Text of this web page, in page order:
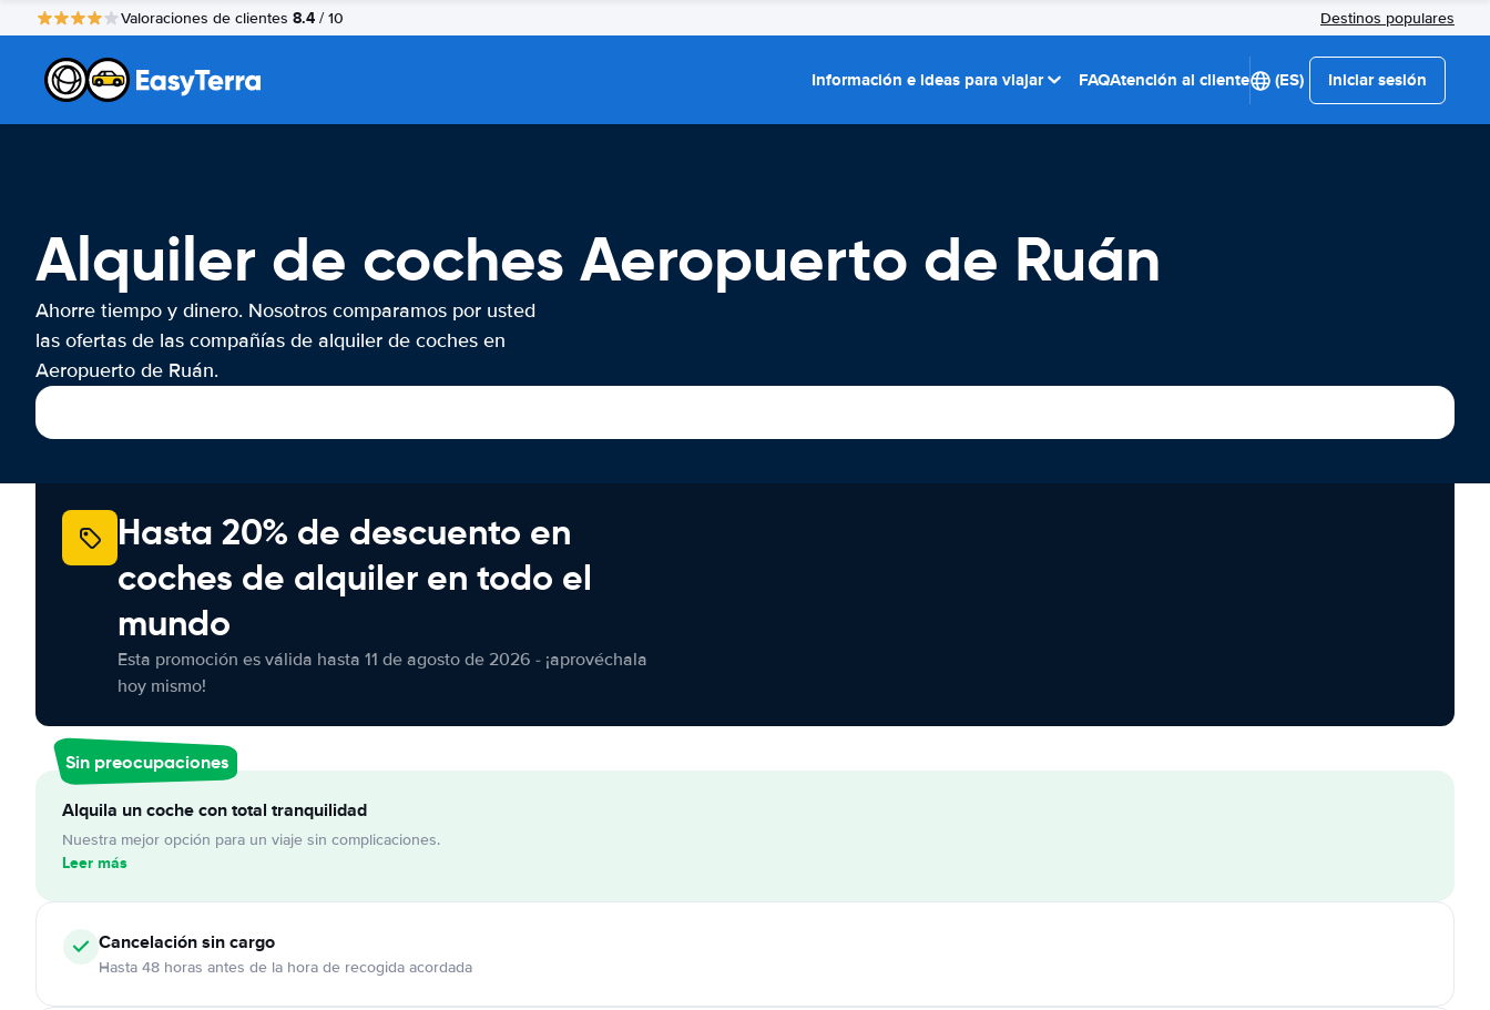
Valoraciones de clientes 8.4 / 10 Destinos populares
Información e ideas para viajar FAQAtención al cliente (ES) Iniciar sesión
Alquiler de coches Aeropuerto de Ruán
Ahorre tiempo y dinero. Nosotros comparamos por usted
las ofertas de las compañías de alquiler de coches en
Aeropuerto de Ruán.
Hasta 20% de descuento en
coches de alquiler en todo el
mundo
Esta promoción es válida hasta 11 de agosto de 2026 - ¡aprovéchala
hoy mismo!
Sin preocupaciones
Alquila un coche con total tranquilidad
Nuestra mejor opción para un viaje sin complicaciones.
Leer más
Cancelaciónsin cargo
Hasta 48 horas antes de la hora de recogida acordada